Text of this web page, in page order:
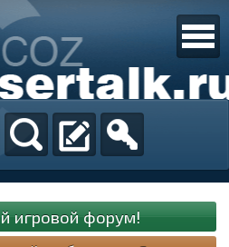
игровой форум!